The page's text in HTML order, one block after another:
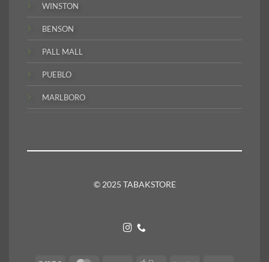
WINSTON
BENSON
PALL MALL
PUEBLO
MARLBORO
© 2025 TABAKSTORE